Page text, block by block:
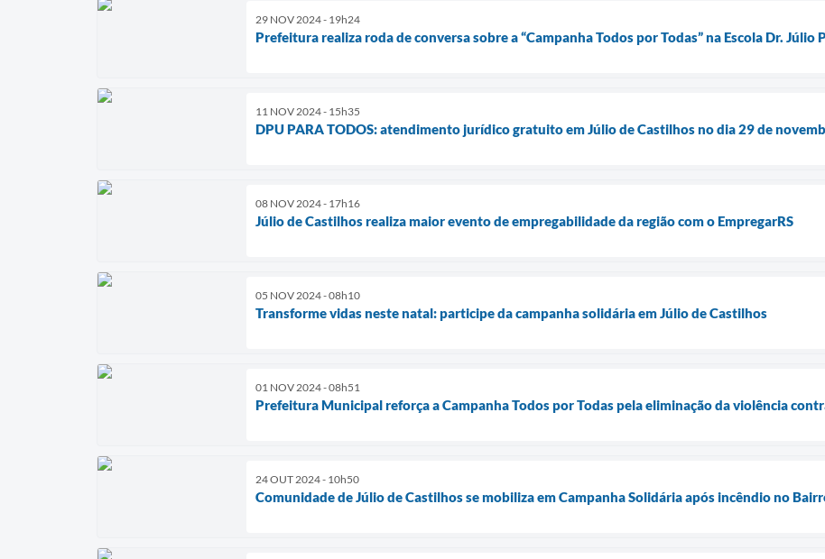
29 NOV 2024 - 19h24
Prefeitura realiza roda de conversa sobre a “Campanha Todos por Todas” na Escola Dr. Júlio
11 NOV 2024 - 15h35
DPU PARA TODOS: atendimento jurídico gratuito em Júlio de Castilhos no dia 29 de
08 NOV 2024 - 17h16
Júlio de Castilhos realiza maior evento de empregabilidade da região com o EmpregarRS
05 NOV 2024 - 08h10
Transforme vidas neste natal: participe da campanha solidária em Júlio de Castilhos
01 NOV 2024 - 08h51
Prefeitura Municipal reforça a Campanha Todos por Todas pela eliminação da violência
24 OUT 2024 - 10h50
Comunidade de Júlio de Castilhos se mobiliza em Campanha Solidária após incêndio no